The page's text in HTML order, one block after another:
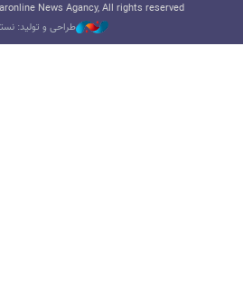
News Agancy, All rights reserved
طراحی و تولید: